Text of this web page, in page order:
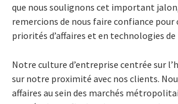
que nous soulignons cet important
remercions de nous faire confiance pour
priorités d’affaires et en technologies
Notre culture d’entreprise centrée sur
sur notre proximité avec nos clients.
affaires au sein des marchés